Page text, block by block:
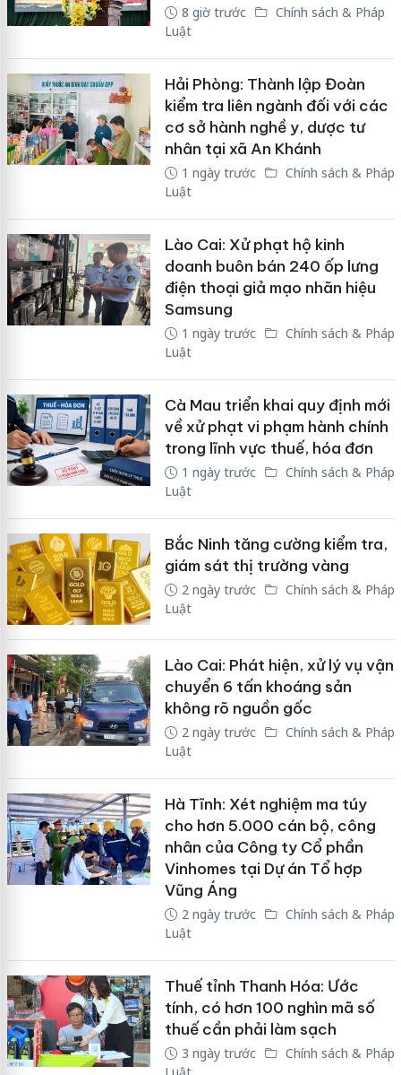
8 giờ trước
Chính sách & Pháp
Luật
Hải Phòng: Thành lập Đoàn
kiểm tra liên ngành đối với các
cơ sở hành nghề y, dược tư
nhân tại xã An Khánh
1 ngày trước
Chính sách & Pháp
Luật
Lào Cai: Xử phạt hộ kinh
doanh buôn bán 240 ốp lưng
điện thoại giả mạo nhãn hiệu
Samsung
1 ngày trước
Chính sách & Pháp
Luật
Cà Mau triển khai quy định mới
về xử phạt vi phạm hành chính
trong lĩnh vực thuế, hóa đơn
1 ngày trước
Chính sách & Pháp
Luật
Bắc Ninh tăng cường kiểm tra,
giám sát thị trường vàng
2 ngày trước
Chính sách & Pháp
Luật
Lào Cai: Phát hiện, xử lý vụ vận
chuyển 6 tấn khoáng sản
không rõ nguồn gốc
2 ngày trước
Chính sách & Pháp
Luật
Hà Tĩnh: Xét nghiệm ma túy
cho hơn 5.000 cán bộ, công
nhân của Công ty Cổ phần
Vinhomes tại Dự án Tổ hợp
Vũng Áng
2 ngày trước
Chính sách & Pháp
Luật
Thuế tỉnh Thanh Hóa: Ước
tính, có hơn 100 nghìn mã số
thuế cần phải làm sạch
3 ngày trước
Chính sách & Pháp